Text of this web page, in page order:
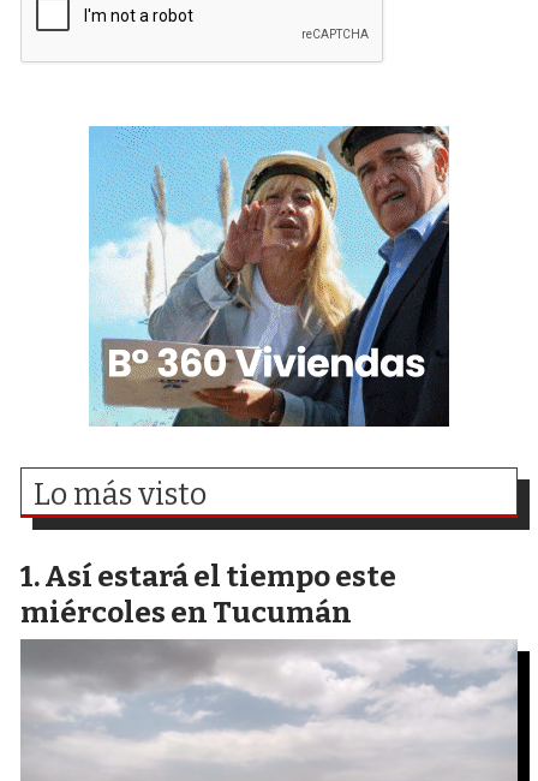
Lo más visto
Así estará el tiempo este
miércoles en Tucumán